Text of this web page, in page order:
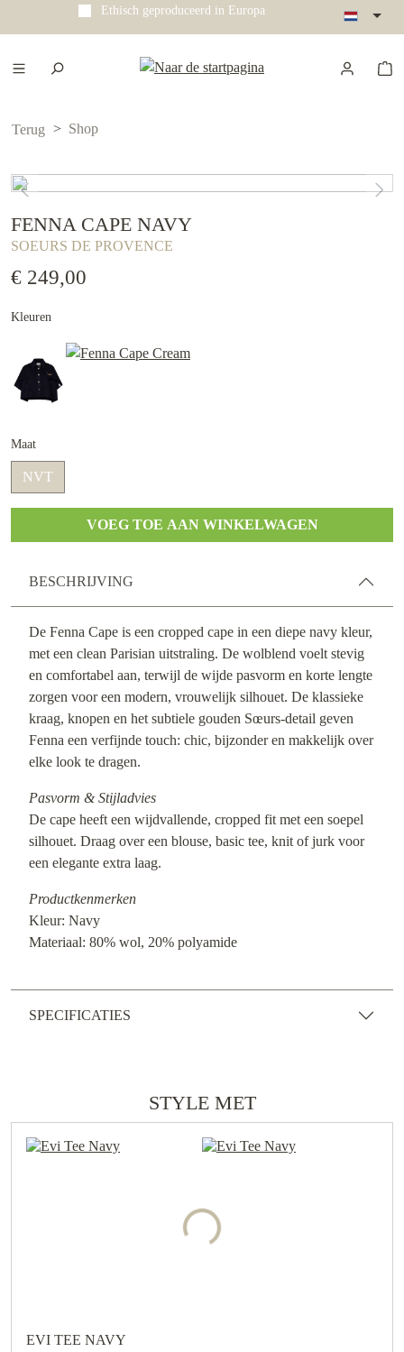
hoofdinhoud
Ethisch geproduceerd in Europa
Terug Shop
FENNA CAPE NAVY
SOEURS DE PROVENCE
€ 249,00
Kleuren
Maat
NVT
VOEG TOE AAN WINKELWAGEN
BESCHRIJVING
De Fenna Cape is een cropped cape in een diepe navy kleur,
met een clean Parisian uitstraling. De wolblend voelt stevig
en comfortabel aan, terwijl de wijde pasvorm en korte lengte
zorgen voor een modern, vrouwelijk silhouet. De klassieke
kraag, knopen en het subtiele gouden Sœurs-detail geven
Fenna een verfijnde touch: chic, bijzonder en makkelijk over
elke look te dragen.
Pasvorm & Stijladvies
De cape heeft een wijdvallende, cropped fit met een soepel
silhouet. Draag over een blouse, basic tee, knit of jurk voor
een elegante extra laag.
Productkenmerken
Kleur: Navy
Materiaal: 80% wol, 20% polyamide
SPECIFICATIES
STYLE MET
EVI TEE NAVY